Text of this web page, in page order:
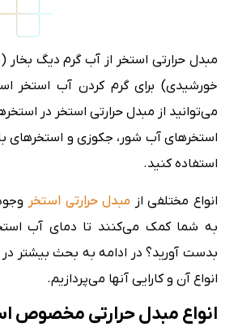
مبدل حرارتی استخر از آب گرم دیگ بخار
خورشیدی) برای گرم کردن آب استخر
می‌توانید از مبدل حرارتی استخر در
استخرهای آب شور، جکوزی و استخرهای
استفاده کنید.
انواع مختلفی از مبدل حرارتی استخر
به شما کمک می‌کنند تا دمای آب
بدست آورید؟ در ادامه به بحث بیشتر در
انواع آن و کارایی آنها می‌پردازیم.
انواع مبدل حرارتی مخصوص